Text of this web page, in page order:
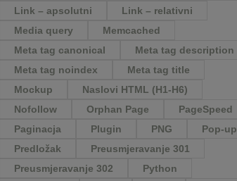
Link – apsolutni
Link – relativni
Media query
Memcached
Meta tag canonical
Meta tag description
Meta tag noindex
Meta tag title
Mockup
Naslovi HTML (H1-H6)
Nofollow
Orphan Page
PageSpeed
Paginacja
Plugin PNG
Pop-up
Predložak
Preusmjeravanje 301
Preusmjeravanje 302
Python